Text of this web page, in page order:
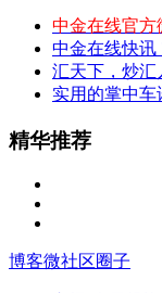
中金在线官方
中金在线快讯
汇天下，炒汇
实用的掌中车
精华推荐
博客微社区圈子